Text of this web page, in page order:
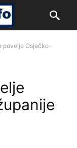
povelje Osječko-